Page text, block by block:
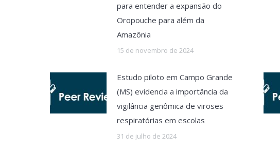
para entender a expansão do
Oropouche para além da
Amazônia
15 de novembro de 2024
Estudo piloto em Campo Grande
(MS) evidencia a importância da
vigilância genômica de viroses
respiratórias em escolas
31 de julho de 2024